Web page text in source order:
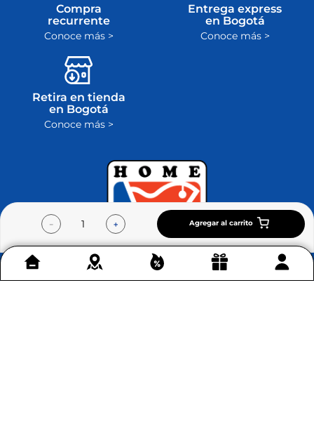
＋
－ Agregar al carrito
Compra
recurrente
Conoce más >
Entrega express
en Bogotá
Conoce más >
Retira en tienda
en Bogotá
Conoce más >